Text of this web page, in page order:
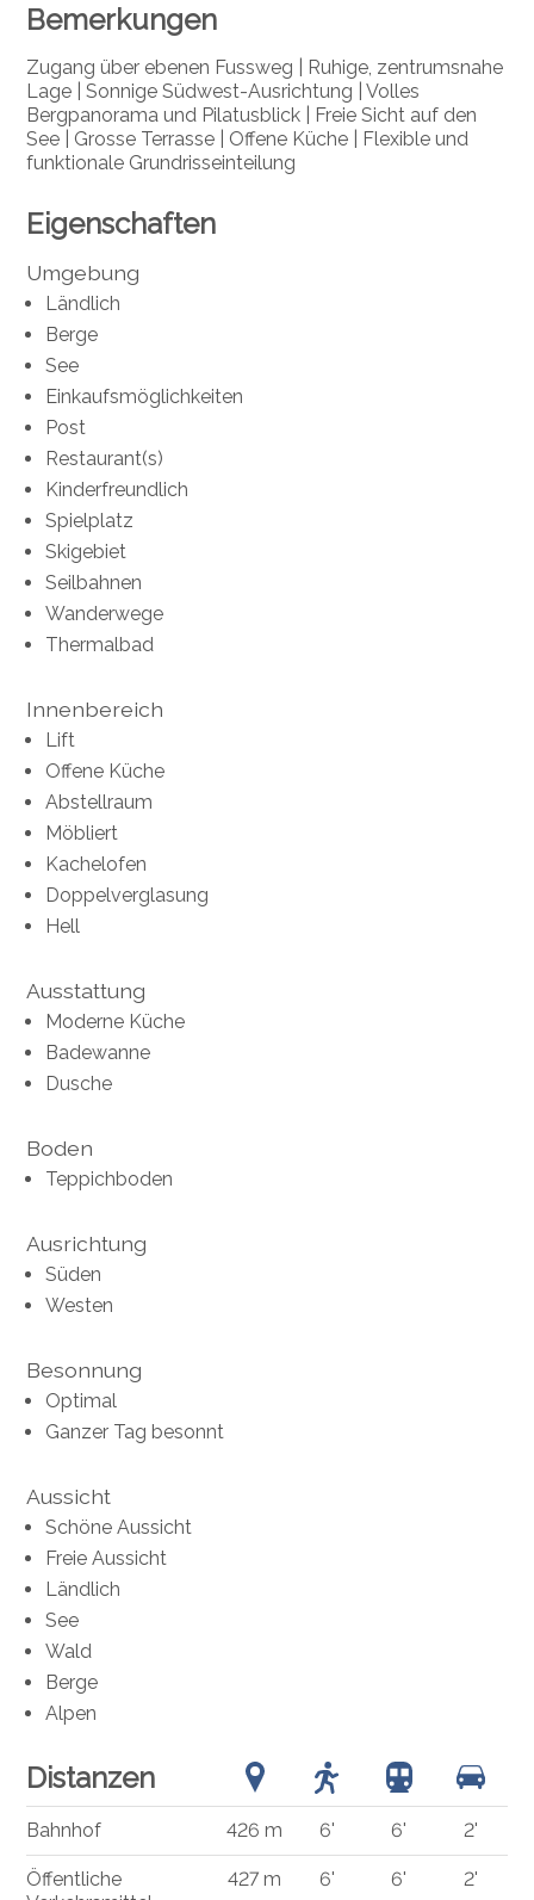
Bemerkungen
Zugang über ebenen Fussweg | Ruhige, zentrumsnahe
Lage | Sonnige Südwest-Ausrichtung | Volles
Bergpanorama und Pilatusblick | Freie Sicht auf den
See | Grosse Terrasse | Offene Küche | Flexible und
funktionale Grundrisseinteilung
Eigenschaften
Umgebung
Ländlich
Berge
See
Einkaufsmöglichkeiten
Post
Restaurant(s)
Kinderfreundlich
Spielplatz
Skigebiet
Seilbahnen
Wanderwege
Thermalbad
Innenbereich
Lift
Offene Küche
Abstellraum
Möbliert
Kachelofen
Doppelverglasung
Hell
Ausstattung
Moderne Küche
Badewanne
Dusche
Boden
Teppichboden
Ausrichtung
Süden
Westen
Besonnung
Optimal
Ganzer Tag besonnt
Aussicht
Schöne Aussicht
Freie Aussicht
Ländlich
See
Wald
Berge
Alpen
Distanzen
Bahnhof 426 m 6' 6' 2'
Öffentliche
427 m 6' 6' 2'